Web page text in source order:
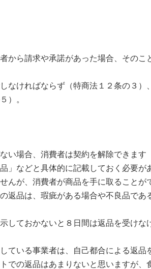
ら請求や承諾があった場合、そのこ
ければならず（特商法１２条の３）
）。
い場合、消費者は契約を解除できます
」などと具体的に記載しておく必要が
んが、消費者が商品を手に取ることが
返品は、瑕疵がある場合や不良品であ
ておかないと８日間は返品を受けな
いる事業者は、自己都合による返品
での返品はあまりないと思いますが、